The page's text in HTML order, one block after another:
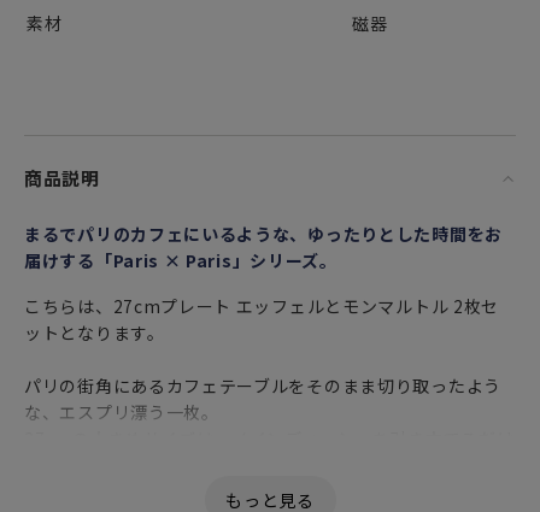
素材
磁器
商品説明
まるでパリのカフェにいるような、ゆったりとした時間をお
届けする「Paris × Paris」シリーズ。
こちらは、27cmプレート エッフェルとモンマルトル 2枚セ
ットとなります。
パリの街角にあるカフェテーブルをそのまま切り取ったよう
な、エスプリ漂う一枚。
ホワイトベースに、パリのアイコン「エッフェル塔」と「モ